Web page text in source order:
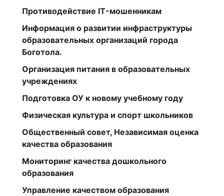
Противодействие IT-мошенникам
Информация о развитии инфраструктуры
образовательных организаций города
Боготола.
Организация питания в образовательных
учреждениях
Подготовка ОУ к новому учебному году
Физическая культура и спорт школьников
Общественный совет, Независимая оценка
качества образования
Мониторинг качества дошкольного
образования
Управление качеством образования